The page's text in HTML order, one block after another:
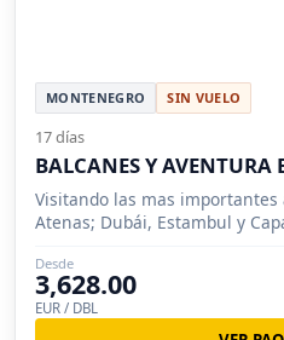
MONTENEGRO SIN VUELO
17 días
BALCANES Y AVENTURA
Visitando las mas
Atenas; Dubái, Estambul y
Desde
3,628.00
EUR / DBL